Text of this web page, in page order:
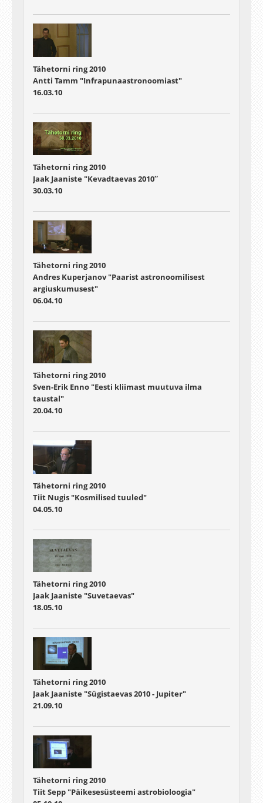
Tähetorni ring 2010
Antti Tamm "Infrapunaastronoomiast"
16.03.10
Tähetorni ring 2010
Jaak Jaaniste "Kevadtaevas 2010″
30.03.10
Tähetorni ring 2010
Andres Kuperjanov "Paarist astronoomilisest
argiuskumusest"
06.04.10
Tähetorni ring 2010
Sven-Erik Enno "Eesti kliimast muutuva ilma
taustal"
20.04.10
Tähetorni ring 2010
Tiit Nugis "Kosmilised tuuled"
04.05.10
Tähetorni ring 2010
Jaak Jaaniste "Suvetaevas"
18.05.10
Tähetorni ring 2010
Jaak Jaaniste "Sügistaevas 2010 - Jupiter"
21.09.10
Tähetorni ring 2010
Tiit Sepp "Päikesesüsteemi astrobioloogia"